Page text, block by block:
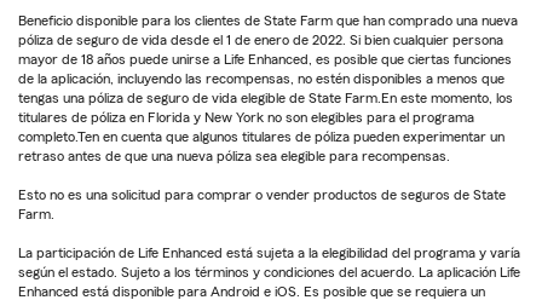
Beneficio disponible para los clientes de State Farm que han comprado una nueva
póliza de seguro de vida desde el 1 de enero de 2022. Si bien cualquier persona
mayor de 18 años puede unirse a Life Enhanced, es posible que ciertas funciones
de la aplicación, incluyendo las recompensas, no estén disponibles a menos que
tengas una póliza de seguro de vida elegible de State Farm.En este momento, los
titulares de póliza en Florida y New York no son elegibles para el programa
completo.Ten en cuenta que algunos titulares de póliza pueden experimentar un
retraso antes de que una nueva póliza sea elegible para recompensas.
Esto no es una solicitud para comprar o vender productos de seguros de State
Farm.
La participación de Life Enhanced está sujeta a la elegibilidad del programa y varía
según el estado. Sujeto a los términos y condiciones del acuerdo. La aplicación Life
Enhanced está disponible para Android e iOS. Es posible que se requiera un